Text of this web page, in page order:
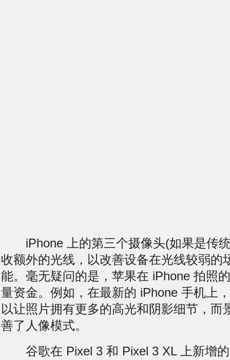
iPhone 上的第三个摄像头(如果是传
收额外的光线，以改善设备在光线较弱的
能。毫无疑问的是，苹果在 iPhone 拍照
量资金。例如，在最新的 iPhone 手机上
以让照片拥有更多的高光和阴影细节，而
善了人像模式。
谷歌在 Pixel 3 和 Pixel 3 XL 上新增的